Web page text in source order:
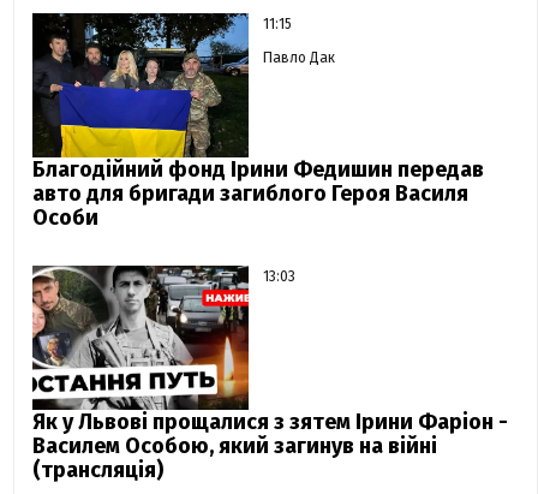
11:15
Павло Дак
Благодійний фонд Ірини Федишин передав
авто для бригади загиблого Героя Василя
Особи
13:03
Як у Львові прощалися з зятем Ірини Фаріон -
Василем Особою, який загинув на війні
(трансляція)